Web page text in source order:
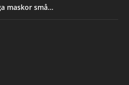
maskor små…